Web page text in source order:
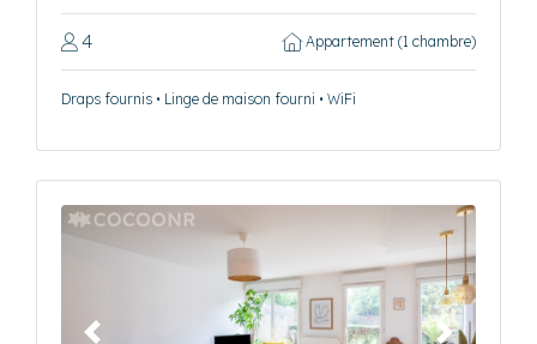
4 Appartement (1 chambre)
Draps fournis • Linge de maison fourni • WiFi